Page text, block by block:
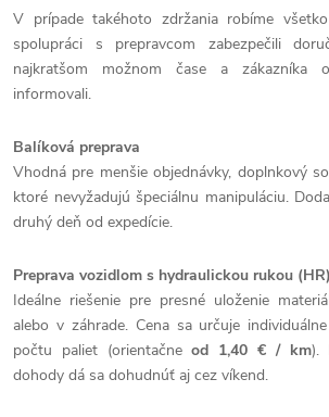
V prípade takéhoto zdržania robíme
spolupráci s prepravcom zabezpečili
najkratšom možnom čase a zákazníka
informovali.
Balíková preprava
Vhodná pre menšie objednávky, doplnkový
ktoré nevyžadujú špeciálnu manipuláciu.
druhý deň od expedície.
Preprava vozidlom s hydraulickou rukou (HR)
Ideálne riešenie pre presné uloženie
alebo v záhrade. Cena sa určuje
počtu paliet (orientačneod 1,40 € / km).
dohody dá sa dohudnúť aj cez víkend.